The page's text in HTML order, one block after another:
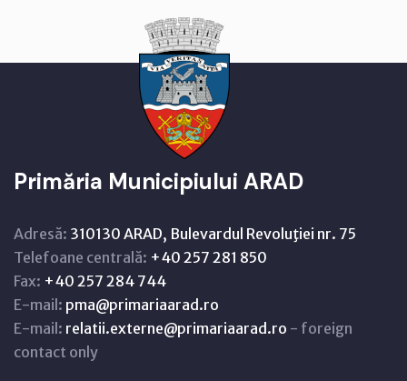
Primăria Municipiului ARAD
Adresă: 310130 ARAD, Bulevardul Revoluţiei nr. 75
Telefoane centrală: +40 257 281 850
Fax: +40 257 284 744
E-mail: pma@primariaarad.ro
E-mail: relatii.externe@primariaarad.ro - foreign
contact only